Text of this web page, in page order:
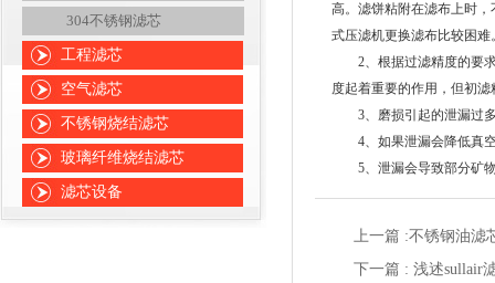
304不锈钢滤芯
工程滤芯
空气滤芯
不锈钢烧结滤芯
玻璃纤维烧结滤芯
滤芯设备
高。滤饼粘附在滤布上时
式压滤机更换滤布比较困难
2、根据过滤精度的要求
度起着重要的作用，但初
3、磨损引起的泄漏过多
4、如果泄漏会降低真空
5、泄漏会导致部分矿物
上一篇 :不锈钢油滤
下一篇 : 浅述sullair